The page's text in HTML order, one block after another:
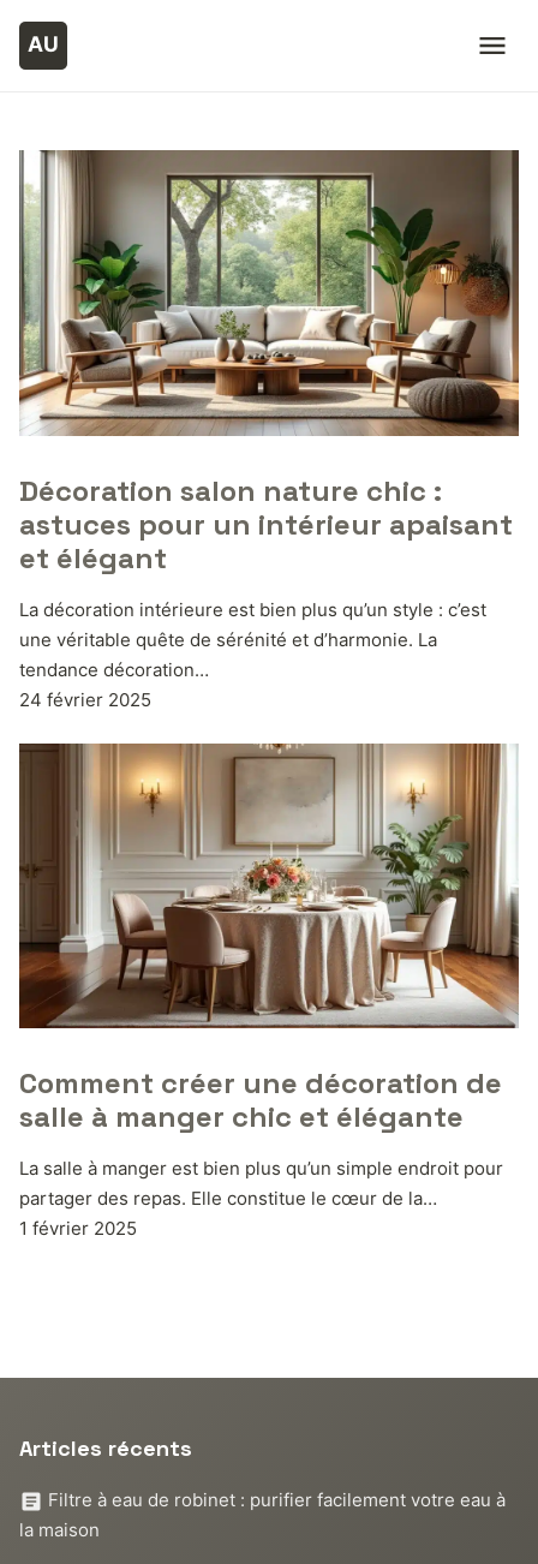
Décoration salon nature chic :
astuces pour un intérieur apaisant
et élégant
La décoration intérieure est bien plus qu’un style : c’est
une véritable quête de sérénité et d’harmonie. La
tendance décoration…
24 février 2025
Comment créer une décoration de
salle à manger chic et élégante
La salle à manger est bien plus qu’un simple endroit pour
partager des repas. Elle constitue le cœur de la…
1 février 2025
Articles récents
Filtre à eau de robinet : purifier facilement votre eau à
la maison